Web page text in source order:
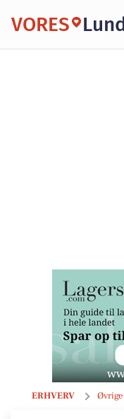
VORES
ERHVERV
Belselundgaard